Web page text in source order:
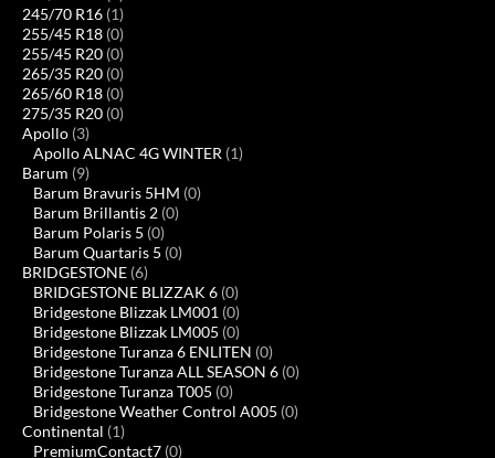
245/70 R16 (1)
255/45 R18 (0)
255/45 R20 (0)
265/35 R20 (0)
265/60 R18 (0)
275/35 R20 (0)
Apollo (3)
Apollo ALNAC 4G WINTER (1)
Barum (9)
Barum Bravuris 5HM (0)
Barum Brillantis 2 (0)
Barum Polaris 5 (0)
Barum Quartaris 5 (0)
BRIDGESTONE (6)
BRIDGESTONE BLIZZAK 6 (0)
Bridgestone Blizzak LM001 (0)
Bridgestone Blizzak LM005 (0)
Bridgestone Turanza 6 ENLITEN (0)
Bridgestone Turanza ALL SEASON 6 (0)
Bridgestone Turanza T005 (0)
Bridgestone Weather Control A005 (0)
Continental (1)
PremiumContact7 (0)